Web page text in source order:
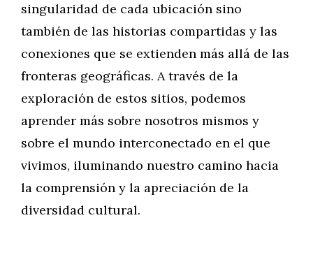
singularidad de cada ubicación sino
también de las historias compartidas y las
conexiones que se extienden más allá de las
fronteras geográficas. A través de la
exploración de estos sitios, podemos
aprender más sobre nosotros mismos y
sobre el mundo interconectado en el que
vivimos, iluminando nuestro camino hacia
la comprensión y la apreciación de la
diversidad cultural.